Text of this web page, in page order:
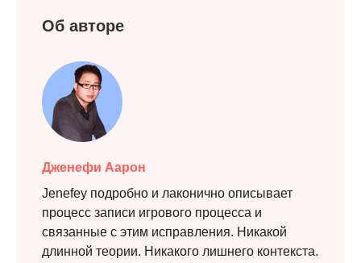
Об авторе
Дженефи Аарон
Jenefey подробно и лаконично описывает
процесс записи игрового процесса и
связанные с этим исправления. Никакой
длинной теории. Никакого лишнего контекста.